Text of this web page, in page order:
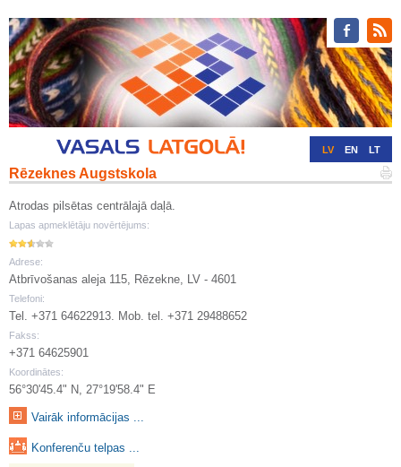
LV EN LT
Rēzeknes Augstskola
Atrodas pilsētas centrālajā daļā.
Lapas apmeklētāju novērtējums:
Adrese:
Atbrīvošanas aleja 115, Rēzekne, LV - 4601
Telefoni:
Tel. +371 64622913. Mob. tel. +371 29488652
Fakss:
+371 64625901
Koordinātes:
56°30'45.4" N, 27°19'58.4" E
Vairāk informācijas ...
Konferenču telpas ...